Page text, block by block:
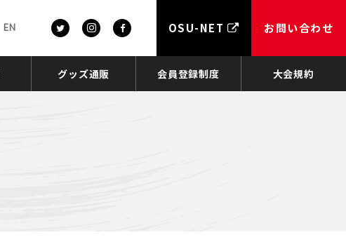
EN OSU-NET お問い合わせ
グッズ通販 会員登録制度 大会規約